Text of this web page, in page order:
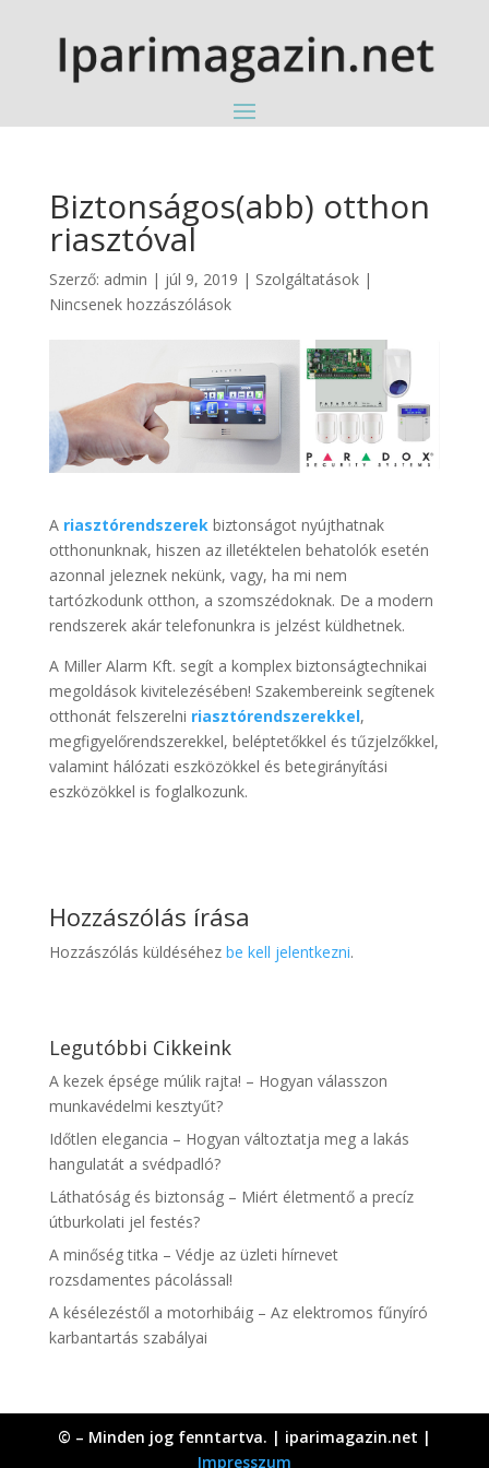
Biztonságos(abb) otthon
riasztóval
Szerző: admin | júl 9, 2019 | Szolgáltatások|
Nincsenek hozzászólások
A riasztórendszerek biztonságot nyújthatnak
otthonunknak, hiszen az illetéktelen behatolók esetén
azonnal jeleznek nekünk, vagy, ha mi nem
tartózkodunk otthon, a szomszédoknak. De a modern
rendszerek akár telefonunkra is jelzést küldhetnek.
A Miller Alarm Kft. segít a komplex biztonságtechnikai
megoldások kivitelezésében! Szakembereink segítenek
otthonát felszerelni riasztórendszerekkel,
megfigyelőrendszerekkel, beléptetőkkel és tűzjelzőkkel,
valamint hálózati eszközökkel és betegirányítási
eszközökkel is foglalkozunk.
Hozzászólás írása
Hozzászólás küldéséhez be kell jelentkezni.
Legutóbbi Cikkeink
A kezek épsége múlik rajta! – Hogyan válasszon
munkavédelmi kesztyűt?
Időtlen elegancia – Hogyan változtatja meg a lakás
hangulatát a svédpadló?
Láthatóság és biztonság – Miért életmentő a precíz
útburkolati jel festés?
A minőség titka – Védje az üzleti hírnevet
rozsdamentes pácolással!
A késélezéstől a motorhibáig – Az elektromos fűnyíró
karbantartás szabályai
© – Minden jog fenntartva. | iparimagazin.net |
Impresszum